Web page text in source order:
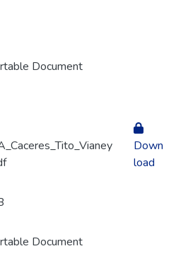
Document
Document
Down
load